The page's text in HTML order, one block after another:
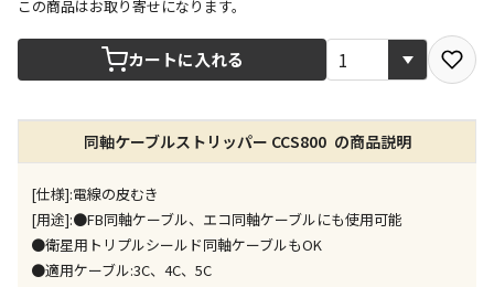
宅配や店舗受取を選択できる商品です
店舗のみで受取できる商品です（宅配便でのお届けが
できません）
※同時購入の商品は、全て同じ店舗での受取となりま
す
特定の店舗のみで受取ができる商品です（宅配便での
お届けができません）
※同時購入の商品は、全て同じ店舗での受取となりま
この商品はお取り寄せになります。
カートに入れる
同軸ケーブルストリッパー CCS800 の商品説明
[仕様]:電線の皮むき
[用途]:●FB同軸ケーブル、エコ同軸ケーブルにも使用可能
●衛星用トリプルシールド同軸ケーブルもOK
●適用ケーブル:3C、4C、5C